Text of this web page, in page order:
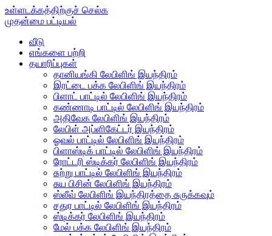
உள்ளடக்கத்திற்குச் செல்க
முதன்மை பட்டியல்
வீடு
எங்களை பற்றி
தயாரிப்புகள்
தானியங்கி லேபிளிங் இயந்திரம்
இரட்டை பக்க லேபிளிங் இயந்திரம்
பிளாட் பாட்டில் லேபிளிங் இயந்திரம்
கண்ணாடி பாட்டில் லேபிளிங் இயந்திரம்
அதிவேக லேபிளிங் இயந்திரம்
லேபிள் அப்ளிகேட்டர் இயந்திரம்
ஓவல் பாட்டில் லேபிளிங் இயந்திரம்
பிளாஸ்டிக் பாட்டில் லேபிளிங் இயந்திரம்
ரோட்டரி ஸ்டிக்கர் லேபிளிங் இயந்திரம்
சுற்று பாட்டில் லேபிளிங் இயந்திரம்
சுய பிசின் லேபிளிங் இயந்திரம்
ஸ்லீவ் லேபிளிங் இயந்திரத்தை சுருக்கவும்
சதுர பாட்டில் லேபிளிங் இயந்திரம்
ஸ்டிக்கர் லேபிளிங் இயந்திரம்
மேல் பக்க லேபிளிங் இயந்திரம்